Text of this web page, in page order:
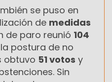
se puso en
de medidas
de paro reunió 104
postura de no
obtuvo 51 votos y
Sin